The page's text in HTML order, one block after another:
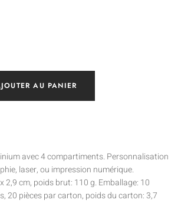
AU PANIER
avec 4 compartiments. Personnalisation
laser, ou impression numérique.
2,9 cm, poids brut: 110 g. Emballage: 10
20 pièces par carton, poids du carton: 3,7